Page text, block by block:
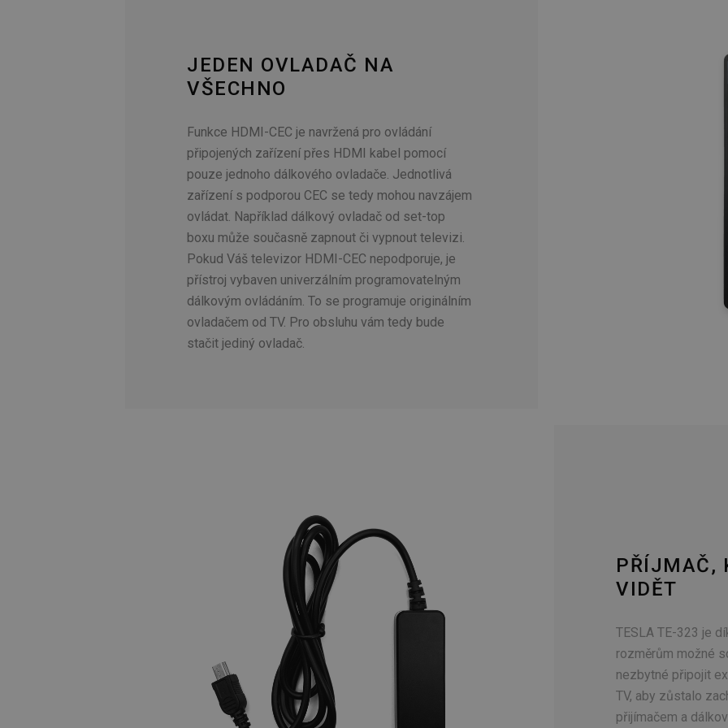
JEDEN OVLADAČ NA
VŠECHNO
Funkce HDMI-CEC je navržená pro ovládání
připojených zařízení přes HDMI kabel pomocí
pouze jednoho dálkového ovladače. Jednotlivá
zařízení s podporou CEC se tedy mohou navzájem
ovládat. Například dálkový ovladač od set-top
boxu může současně zapnout či vypnout televizi.
Pokud Váš televizor HDMI-CEC nepodporuje, je
přístroj vybaven univerzálním programovatelným
dálkovým ovládáním. To se programuje originálním
ovladačem od TV. Pro obsluhu vám tedy bude
stačit jediný ovladač.
PŘÍJMAČ,
VIDĚT
TESLA TE-323 je
rozměrům možné
nezbytné připojit
TV, aby zůstalo
přijímačem a